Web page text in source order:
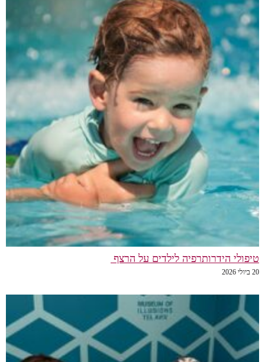
טיפולי הידרותרפיה לילדים על הרצף
20 ביולי 2026